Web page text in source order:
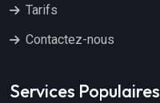
Tarifs
Contactez-nous
Services Populaires